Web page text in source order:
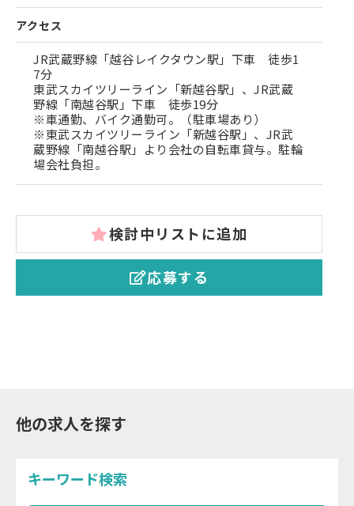
他の求人を探す
キーワード検索
アクセス
JR武蔵野線「越谷レイクタウン駅」下車 徒歩1
7分
東武スカイツリーライン「新越谷駅」、JR武蔵
野線「南越谷駅」下車 徒歩19分
※車通勤、バイク通勤可。（駐車場あり）
※東武スカイツリーライン「新越谷駅」、JR武
蔵野線「南越谷駅」より会社の自転車貸与。駐輪
場会社負担。
応募する
検討中リストに追加